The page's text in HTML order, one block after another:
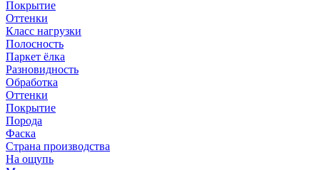
Покрытие
Оттенки
Класс нагрузки
Полосность
Паркет ёлка
Разновидность
Обработка
Оттенки
Покрытие
Порода
Фаска
Страна производства
На ощупь